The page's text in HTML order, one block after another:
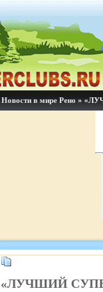
Новости в мире Рено »
«ЛУЧШИЙ